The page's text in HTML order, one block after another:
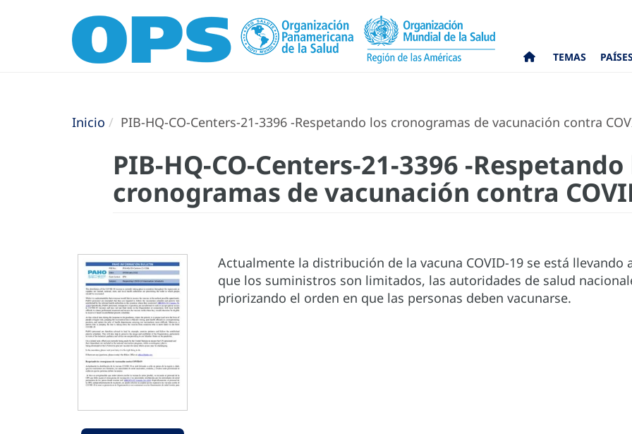
TEMAS
Inicio PIB-HQ-CO-Centers-21-3396 -Respetando los cronogramas de vacunación contra
PIB-HQ-CO-Centers-21-3396 -
cronogramas de vacunación contra
Actualmente la distribución de la vacuna COVID-19 se está llevando
que los suministros son limitados, las autoridades de salud
priorizando el orden en que las personas deben vacunarse.